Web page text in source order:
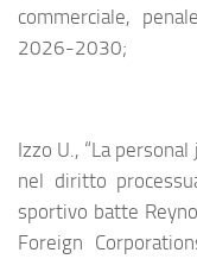
commerciale,
2026-2030;
Izzo U., “La
nel diritto
sportivo batte
Foreign